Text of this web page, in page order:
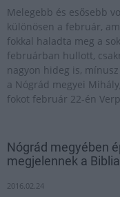
Melegebb és esősebb
különösen a február,
fokkal haladta meg a
februárban hullott,
nagyon hideg is,
a Nógrád megyei
fokot február 22-én
Nógrád megyében
megjelennek a
2016.02.24